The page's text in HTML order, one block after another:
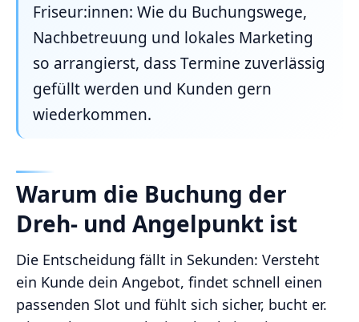
Friseur:innen: Wie du Buchungswege,
Nachbetreuung und lokales Marketing
so arrangierst, dass Termine zuverlässig
gefüllt werden und Kunden gern
wiederkommen.
Warum die Buchung der
Dreh- und Angelpunkt ist
Die Entscheidung fällt in Sekunden: Versteht
ein Kunde dein Angebot, findet schnell einen
passenden Slot und fühlt sich sicher, bucht er.